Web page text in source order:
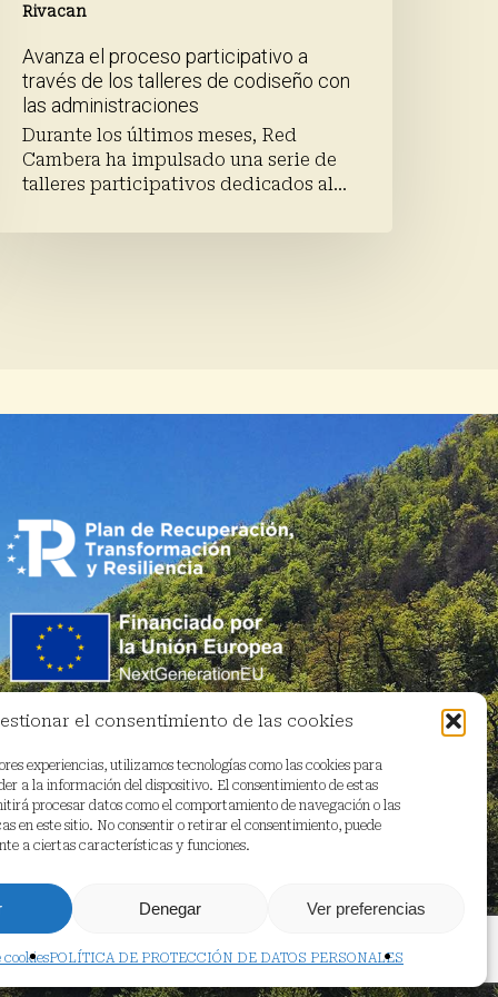
el consentimiento de las cookies
experiencias, utilizamos tecnologías como las cookies para
a la información del dispositivo. El consentimiento de estas
procesar datos como el comportamiento de navegación o las
en este sitio. No consentir o retirar el consentimiento, puede
a ciertas características y funciones.
Denegar Ver preferencias
cookiesPOLÍTICA DE PROTECCIÓN DE DATOS PERSONALES
Rivacan
Avanza el proceso participativo a
través de los talleres de codiseño con
las administraciones
Durante los últimos meses, Red
Cambera ha impulsado una serie de
talleres participativos dedicados al…
facebook
youtubeinstagram
email